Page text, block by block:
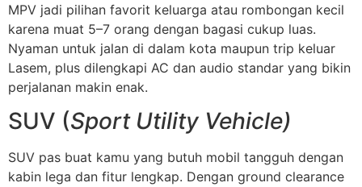
MPV jadi pilihan favorit keluarga atau rombongan kecil
karena muat 5–7 orang dengan bagasi cukup luas.
Nyaman untuk jalan di dalam kota maupun trip keluar
Lasem, plus dilengkapi AC dan audio standar yang bikin
perjalanan makin enak.
SUV (Sport Utility Vehicle)
SUV pas buat kamu yang butuh mobil tangguh dengan
kabin lega dan fitur lengkap. Dengan ground clearance